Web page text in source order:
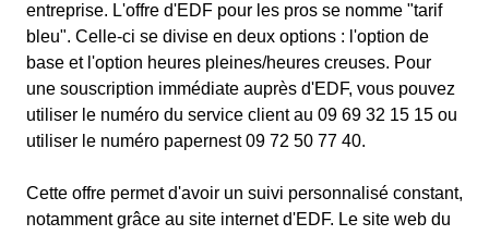
entreprise. L'offre d'EDF pour les pros se nomme "tarif
bleu". Celle-ci se divise en deux options : l'option de
base et l'option heures pleines/heures creuses. Pour
une souscription immédiate auprès d'EDF, vous pouvez
utiliser le numéro du service client au 09 69 32 15 15 ou
utiliser le numéro papernest 09 72 50 77 40.
Cette offre permet d'avoir un suivi personnalisé constant,
notamment grâce au site internet d'EDF. Le site web du